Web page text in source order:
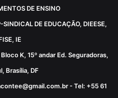
DE ENSINO
DE EDUCAÇÃO, DIEESE,
IE
K, 15º andar Ed. Seguradoras,
Brasília, DF
- Tel: +55 61